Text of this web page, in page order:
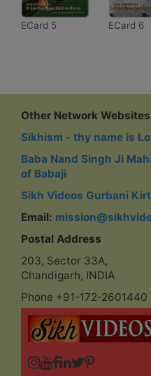
ECard 5 ECard 6
Other Network
Sikhism - thy name is
Baba Nand Singh Ji
of Babaji
Sikh Videos Gurbani
Email:
Postal Address
203, Sector 33A,
Chandigarh, INDIA
Phone +91-172-2601440